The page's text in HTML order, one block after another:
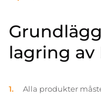
lagring av
Alla produkter